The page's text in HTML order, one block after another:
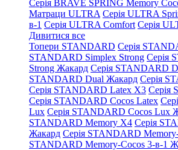
Серія BRAVE SPRING Memory
Матраци ULTRA Серія ULTRA
в-1 Серія ULTRA Comfort Серія
Дивитися все
Топери STANDARD Серія
STANDARD Simplex Strong Серія
Strong Жакард Серія STANDARD
STANDARD Dual Жакард Серія
Серія STANDARD Latex X3 Серія
Серія STANDARD Cocos Latex
Lux Серія STANDARD Cocos Lux
STANDARD Memory X4 Серія
Жакард Серія STANDARD
STANDARD Memory-Cocos 3-в-1